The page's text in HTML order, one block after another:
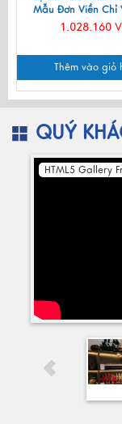
Mẫu Đơn Viền Chỉ
550ml
1.028.160
Thêm vào giỏ
QUÝ
HTML5 Gallery